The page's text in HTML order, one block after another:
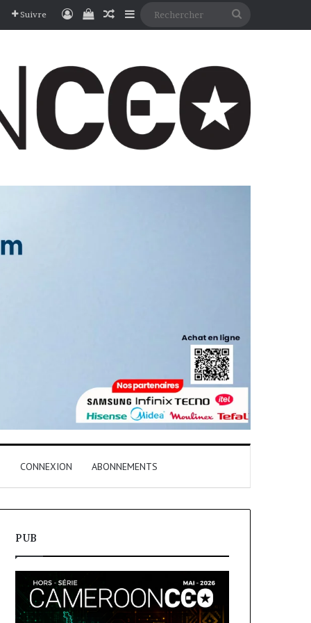
Suivre Connexion
Voir votre panier
Article Aléatoire
Sidebar (barre latérale)
CONNEXION ABONNEMENTS
PUB